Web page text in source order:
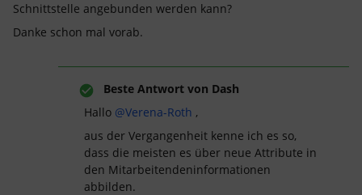
Schnittstelle angebunden werden kann?
Danke schon mal vorab.
Beste Antwort von Dash
Hallo ​ @Verena-Roth ,
aus der Vergangenheit kenne ich es so,
dass die meisten es über neue Attribute in
den Mitarbeitendeninformationen
abbilden.